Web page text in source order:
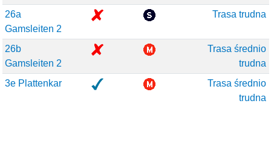
26a
Gamsleiten 2
Trasa trudna
26b
Gamsleiten 2
Trasa średnio
trudna
3e Plattenkar
Trasa średnio
trudna